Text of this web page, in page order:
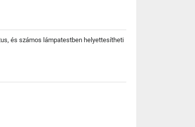
és számos lámpatestben helyettesítheti